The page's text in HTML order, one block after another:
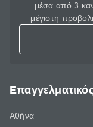
μέσα από 3
μέγιστη
Αθήνα